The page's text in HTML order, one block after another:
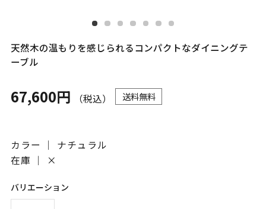
天然木の温もりを感じられるコンパクトなダイニングテ
ーブル
67,600円 （税込） 送料無料
カラー ｜ ナチュラル
在庫 ｜
×
バリエーション